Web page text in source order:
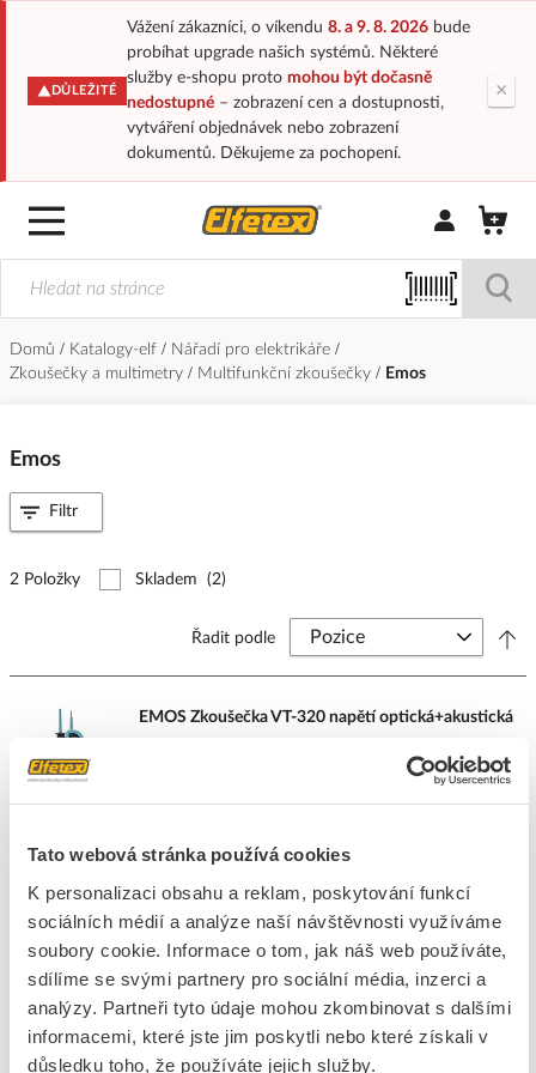
Tato webová stránka používá cookies
K personalizaci obsahu a reklam, poskytování funkcí
sociálních médií a analýze naší návštěvnosti využíváme
soubory cookie. Informace o tom, jak náš web používáte,
sdílíme se svými partnery pro sociální média, inzerci a
analýzy. Partneři tyto údaje mohou zkombinovat s dalšími
informacemi, které jste jim poskytli nebo které získali v
důsledku toho, že používáte jejich služby.
DŮLEŽITÉ
Vážení zákazníci, o víkendu 8. a 9. 8. 2026bude
probíhat upgrade našich systémů. Některé
služby e-shopu proto mohou být dočasně
nedostupné– zobrazení cen a dostupnosti,
vytváření objednávek nebo zobrazení
dokumentů. Děkujeme za pochopení.
×
Přihlásit/
Domů Katalogy-elf
Nářadí pro elektrikáře
Zkoušečky a multimetry
Multifunkční zkoušečky Emos
Emos
2 Položky Skladem (2)
Řadit podle
EMOS Zkoušečka VT-320 napětí optická+akustická
Cena s DPH
ks do košíku
Přidat k porovnání
5 ks
Filtr